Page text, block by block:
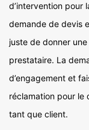
d’intervention pour
demande de devis
juste de donner
prestataire. La
d’engagement et
réclamation pour
tant que client.